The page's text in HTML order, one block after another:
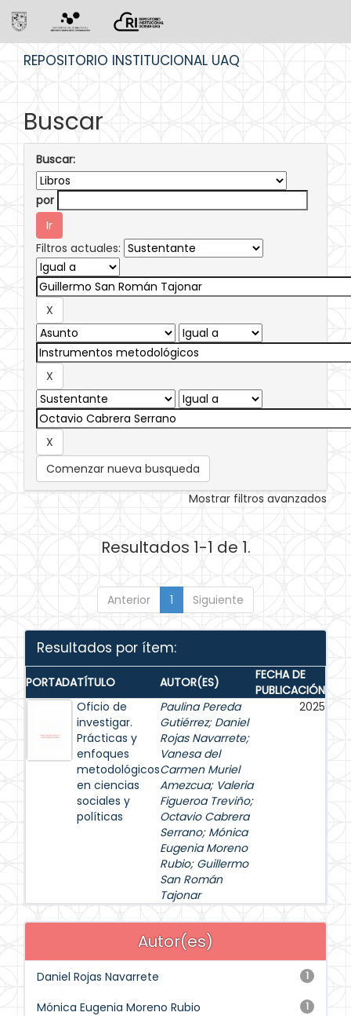
REPOSITORIO INSTITUCIONAL UAQ
Buscar
Buscar:
por
Filtros actuales:
Comenzar nueva busqueda
Mostrar filtros avanzados
Resultados 1-1 de 1.
Anterior 1 Siguiente
Resultados por ítem:
PORTADATÍTULO AUTOR(ES)
FECHA DE
PUBLICACIÓN
Oficio de
investigar.
Prácticas y
enfoques
metodológicos
en ciencias
sociales y
políticas
Paulina Pereda
Gutiérrez; Daniel
Rojas Navarrete;
Vanesa del
Carmen Muriel
Amezcua; Valeria
Figueroa Treviño;
Octavio Cabrera
Serrano; Mónica
Eugenia Moreno
Rubio; Guillermo
San Román
Tajonar
2025
Autor(es)
1
Daniel Rojas Navarrete
1
Mónica Eugenia Moreno Rubio